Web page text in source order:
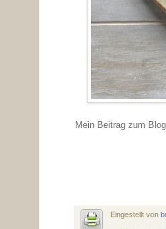
Mein Beitrag zum
Eingestellt von